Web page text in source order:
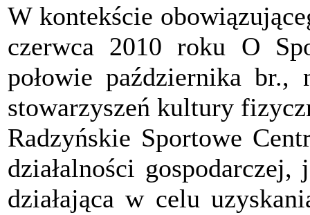
W kontekście
czerwca 2010 roku O
połowie października br.,
stowarzyszeń kultury
Radzyńskie Sportowe
działalności
działająca w celu